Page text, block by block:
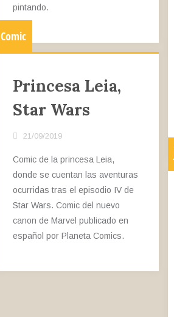
pintando.
Comic
Princesa Leia,
Star Wars
21/09/2019
Comic de la princesa Leia,
donde se cuentan las aventuras
ocurridas tras el episodio IV de
Star Wars. Comic del nuevo
canon de Marvel publicado en
español por Planeta Comics.